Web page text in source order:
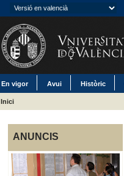
En vigor Avui Històric
Inici
ANUNCIS